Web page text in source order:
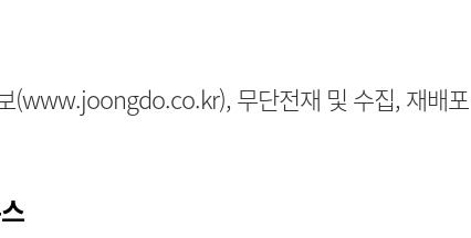
(www.joongdo.co.kr), 무단전재 및 수집, 재배